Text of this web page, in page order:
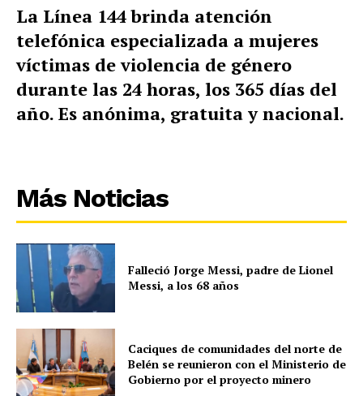
La Línea 144 brinda atención
telefónica especializada a mujeres
víctimas de violencia de género
durante las 24 horas, los 365 días del
año. Es anónima, gratuita y nacional.
Más Noticias
Falleció Jorge Messi, padre de Lionel
Messi, a los 68 años
Caciques de comunidades del norte de
Belén se reunieron con el Ministerio de
Gobierno por el proyecto minero